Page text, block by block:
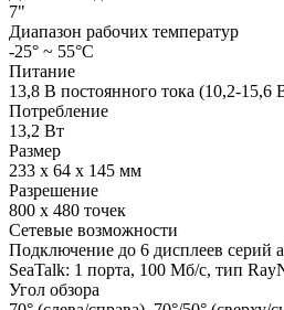
7"
Диапазон рабочих температур
-25° ~ 55°C
Питание
13,8 В постоянного тока (10,2-15,6
Потребление
13,2 Вт
Размер
233 x 64 x 145 мм
Разрешение
800 x 480 точек
Сетевые возможности
Подключение до 6 дисплеев серий
SeaTalk: 1 порта, 100 Мб/с, тип
Угол обзора